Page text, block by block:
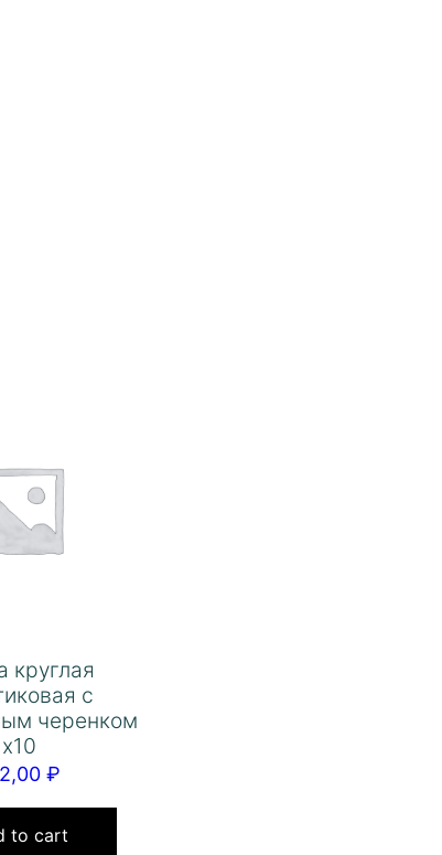
круглая
с
черенком
х10
₽
to cart